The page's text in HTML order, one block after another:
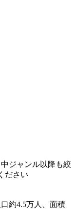
ジャンル以降も絞
ださい
約4.5万人、面積